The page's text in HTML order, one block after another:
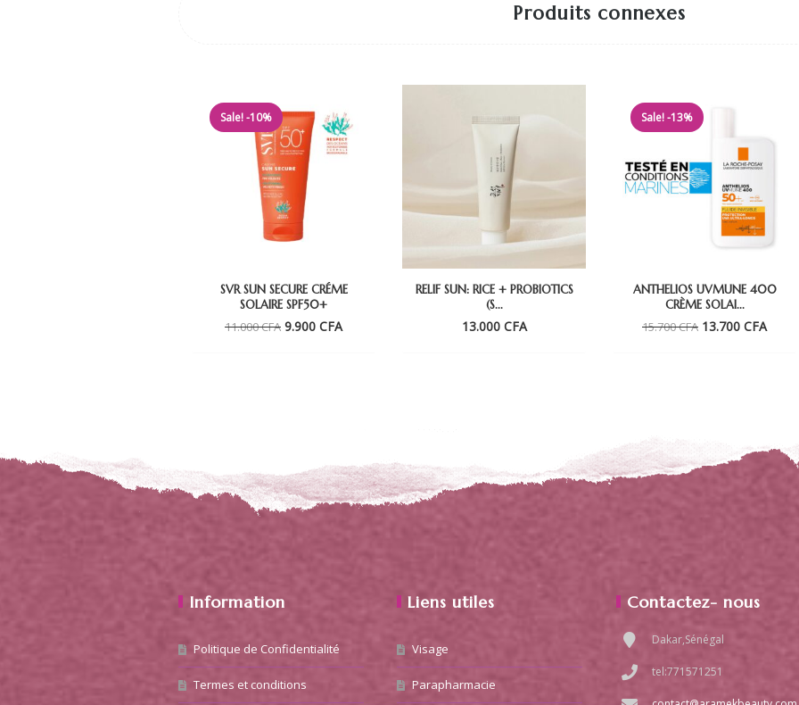
Produits connexes
SVR SUN SECURE CRÉME
SOLAIRE SPF50+
11.000CFA Le
9.900 CFALe
Sale! -10%
RELIF SUN: RICE + PROBIOTICS
(S...
13.000 CFA
ANTHELIOS UVMUNE 400
CRÈME SOLAI...
15.700CFA Le
13.700 CFALe
Sale! -13%
Information
Politique de Confidentialité
Termes et conditions
Liens utiles
Visage
Parapharmacie
Contactez- nous
Dakar,Sénégal
tel:771571251